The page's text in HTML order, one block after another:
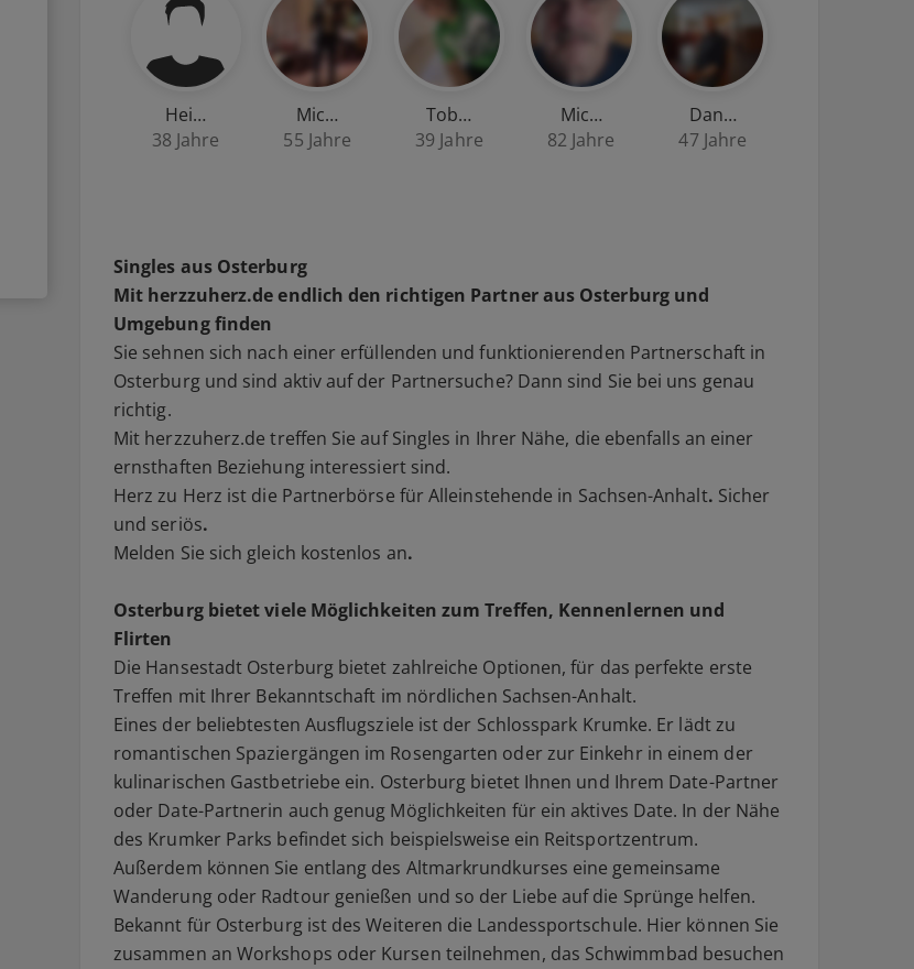
Hei…
38 Jahre
Mic…
55 Jahre
Tob…
39 Jahre
Mic…
82 Jahre
Dan…
47 Jahre
Singles aus Osterburg
Mit herzzuherz.de endlich den richtigen Partner aus Osterburg und
Umgebung finden
Sie sehnen sich nach einer erfüllenden und funktionierenden Partnerschaftin
Osterburgund sind aktiv auf der Partnersuche? Dann sind Sie bei uns genau
richtig.
Mit herzzuherz.de treffen Sie aufSingles in Ihrer Nähe, die ebenfalls an einer
ernsthaften Beziehunginteressiert sind.
Herz zu Herz ist die Partnerbörse fürAlleinstehende in Sachsen-Anhalt. Sicher
und seriös.
Melden Sie sich gleich kostenlos an.
Osterburg bietet viele Möglichkeiten zum Treffen, Kennenlernen und
Flirten
Die Hansestadt Osterburgbietet zahlreiche Optionen, für das perfekte erste
Treffen mit Ihrer Bekanntschaft im nördlichen Sachsen-Anhalt.
Eines der beliebtesten Ausflugsziele ist der Schlosspark Krumke. Er lädt zu
romantischen Spaziergängen im Rosengarten oder zur Einkehr in einem der
kulinarischen Gastbetriebe ein. Osterburg bietet Ihnen und Ihrem Date-Partner
oder Date-Partnerin auch genug Möglichkeiten für ein aktives Date. In der Nähe
des Krumker Parks befindet sich beispielsweise ein Reitsportzentrum.
Außerdem können Sie entlang des Altmarkrundkurses eine gemeinsame
Wanderung oder Radtour genießen und so der Liebe auf die Sprünge helfen.
Bekannt für Osterburg ist des Weiteren die Landessportschule. Hier können Sie
zusammen an Workshops oder Kursen teilnehmen, das Schwimmbad besuchen